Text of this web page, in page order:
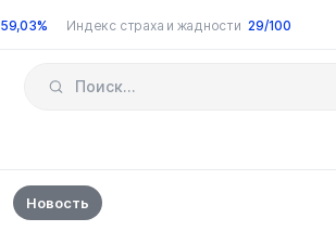
59,03% Индекс страха и жадности 29/100
Новость